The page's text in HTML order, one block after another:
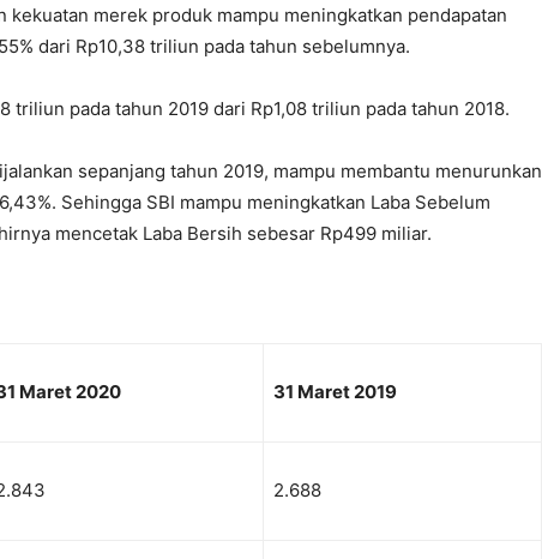
kekuatan merek produk mampu meningkatkan pendapatan
dari Rp10,38 triliun pada tahun sebelumnya.
triliun pada tahun 2019 dari Rp1,08 triliun pada tahun 2018.
sepanjang tahun 2019, mampu membantu menurunkan
Sehingga SBI mampu meningkatkan Laba Sebelum
mencetak Laba Bersih sebesar Rp499 miliar.
Maret 2020 31 Maret 2019
2.688